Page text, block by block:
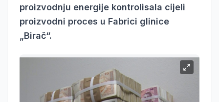
proizvodnju energije kontrolisala cijeli
proizvodni proces u Fabrici glinice
„Birač“.